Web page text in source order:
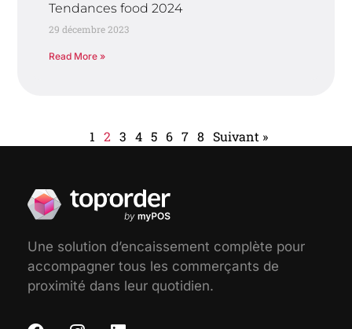
Tendances food 2024
29 décembre 2023
Read More »
1 2 3 4 5 6 7 8 Suivant »
Une solution d’encaissement complète pour
accompagner tous les commerçants de
proximité dans leur quotidien.